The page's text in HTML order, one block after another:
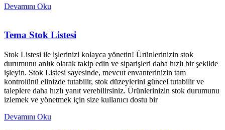
Devamını Oku
Tema Stok Listesi
Stok Listesi ile işlerinizi kolayca yönetin! Ürünlerinizin stok
durumunu anlık olarak takip edin ve siparişleri daha hızlı bir şekilde
işleyin. Stok Listesi sayesinde, mevcut envanterinizin tam
kontrolünü elinizde tutabilir, stok düzeylerini güncel tutabilir ve
taleplere daha hızlı yanıt verebilirsiniz. Ürünlerinizin stok durumunu
izlemek ve yönetmek için size kullanıcı dostu bir
Devamını Oku